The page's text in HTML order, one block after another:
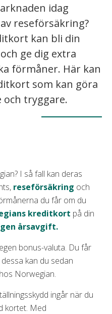
idag
reseförsäkring?
kan bli din
ge dig extra
förmåner. Här kan
som kan göra
och tryggare.
I så fall kan deras
reseförsäkring och
du får om du
kreditkort på din
årsavgift.
bonus-valuta. Du får
kan du sedan
Norwegian.
ingår när du
kortet. Med